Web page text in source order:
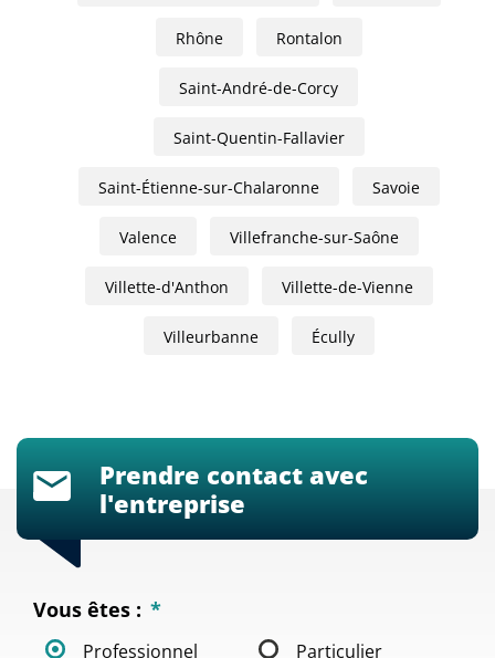
Rhône Rontalon
Saint-André-de-Corcy
Saint-Quentin-Fallavier
Saint-Étienne-sur-Chalaronne Savoie
Valence Villefranche-sur-Saône
Villette-d'Anthon Villette-de-Vienne
Villeurbanne Écully
Prendre contact avec
l'entreprise
Vous êtes : *
Professionnel Particulier